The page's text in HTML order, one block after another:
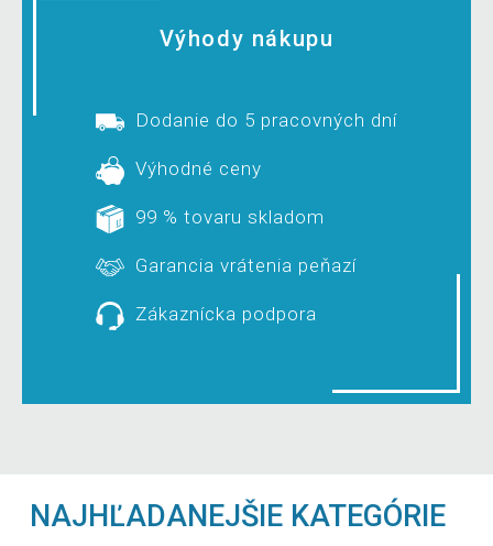
Výhody nákupu
Dodanie do 5 pracovných dní
Výhodné ceny
99 % tovaru skladom
Garancia vrátenia peňazí
Zákaznícka podpora
NAJHĽADANEJŠIE KATEGÓRIE